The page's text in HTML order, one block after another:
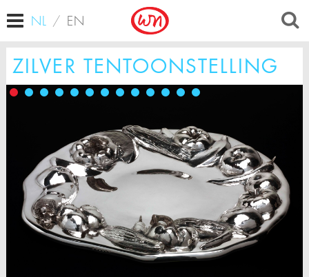
NL / EN
ZILVER TENTOONSTELLING